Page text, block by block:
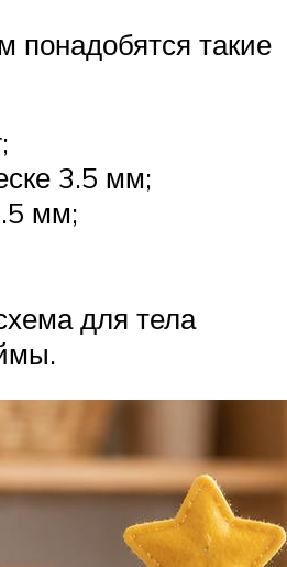
понадобятся такие
3.5 мм;
мм;
для тела